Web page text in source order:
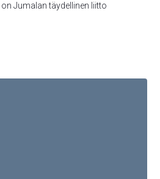
Jumalan täydellinen liitto